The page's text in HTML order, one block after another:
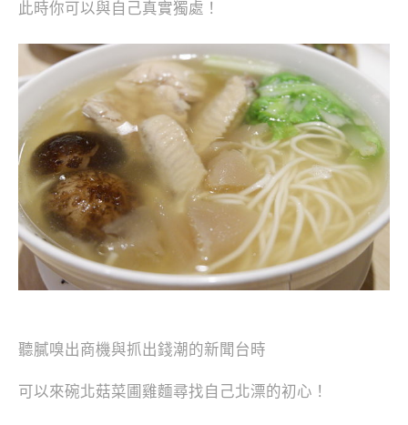
此時你可以與自己真實獨處！
聽膩嗅出商機與抓出錢潮的新聞台時
可以來碗北菇菜圃雞麵尋找自己北漂的初心！